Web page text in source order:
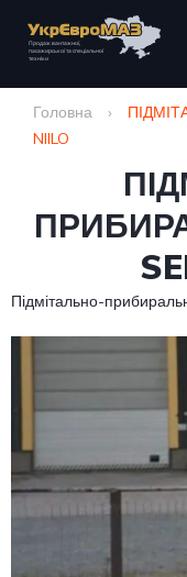
Головна ›
NIILO
Підмітально-